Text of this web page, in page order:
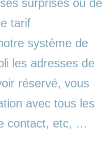
surprises ou de
tarif
système de
les adresses de
réservé, vous
avec tous les
contact, etc, …